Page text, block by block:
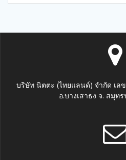
บริษัท นิตตะ (ไทยแลนด์) จำกัด เล
อ.บางเสาธง จ. สมุท